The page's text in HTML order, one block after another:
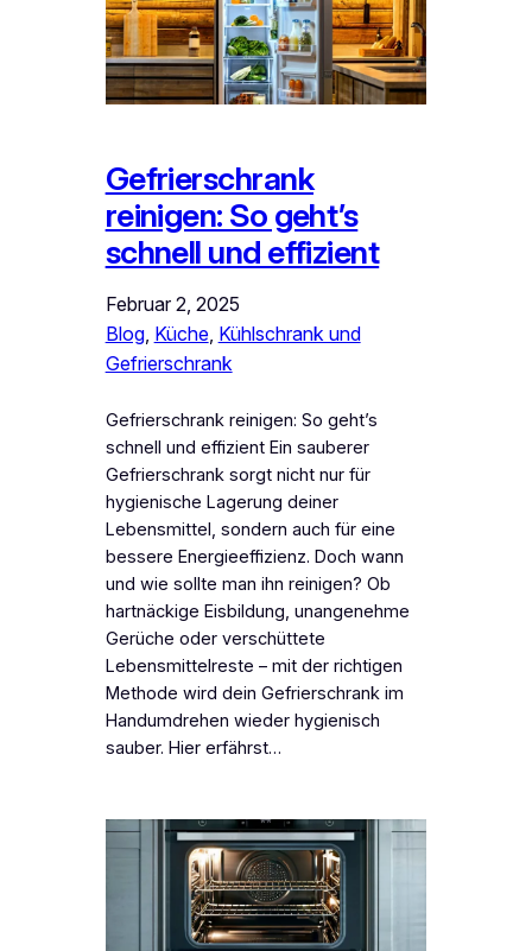
Gefrierschrank
reinigen: So geht’s
schnell und effizient
Februar 2, 2025
Blog, Küche, Kühlschrank und
Gefrierschrank
Gefrierschrank reinigen: So geht’s
schnell und effizient Ein sauberer
Gefrierschrank sorgt nicht nur für
hygienische Lagerung deiner
Lebensmittel, sondern auch für eine
bessere Energieeffizienz. Doch wann
und wie sollte man ihn reinigen? Ob
hartnäckige Eisbildung, unangenehme
Gerüche oder verschüttete
Lebensmittelreste – mit der richtigen
Methode wird dein Gefrierschrank im
Handumdrehen wieder hygienisch
sauber. Hier erfährst…